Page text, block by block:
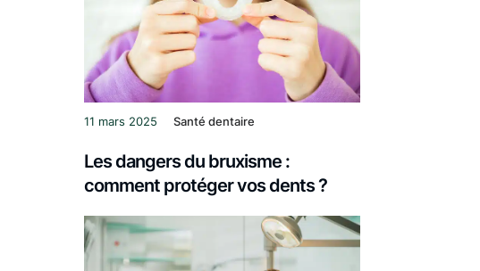
11 mars 2025 Santé dentaire
Les dangers du bruxisme :
comment protéger vos dents ?